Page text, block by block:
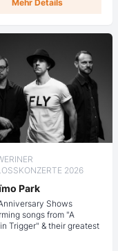
Mehr Details
2026
Park
Shows
songs from "A
Trigger" & their greatest